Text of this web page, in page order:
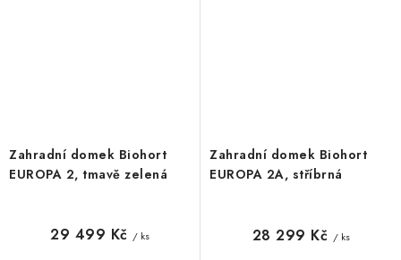
Zahradní domek Biohort
EUROPA 2, tmavě zelená
29 499 Kč / ks
Zahradní domek Biohort
EUROPA 2A, stříbrná
28 299 Kč / ks